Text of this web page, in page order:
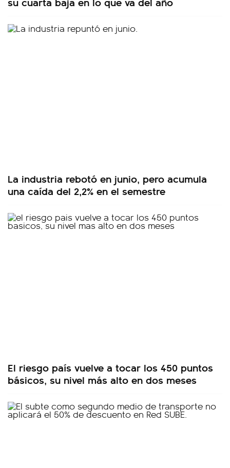
La industria rebotó en junio, pero acumula
una caída del 2,2% en el semestre
El riesgo país vuelve a tocar los 450 puntos
básicos, su nivel más alto en dos meses